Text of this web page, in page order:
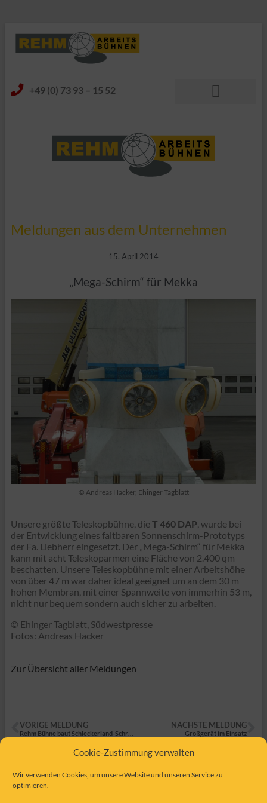
Cookie-Zustimmung verwalten
Wir verwenden Cookies, um unsere Website und unseren Service zu
optimieren.
+49 (0) 73 93 – 15 52
Meldungen aus dem Unternehmen
15. April 2014
„Mega-Schirm“ für Mekka
© Andreas Hacker, Ehinger Tagblatt
Unsere größte Teleskopbühne, dieT 460 DAP, wurde bei
der Entwicklung eines faltbaren Sonnenschirm-Prototyps
der Fa. Liebherr eingesetzt. Der „Mega-Schirm“ für Mekka
kann mit acht Teleskoparmen eine Fläche von 2.400 qm
beschatten. Unsere Teleskopbühne mit einer Arbeitshöhe
von über 47 m war daher ideal geeignet um an dem 30 m
hohen Membran, mit einer Spannweite von immerhin 53 m,
nicht nur bequem sondern auch sicher zu arbeiten.
© Ehinger Tagblatt, Südwestpresse
Fotos: Andreas Hacker
Zur Übersicht aller Meldungen
VORIGE MELDUNG NÄCHSTE MELDUNG
Großgerät im Einsatz